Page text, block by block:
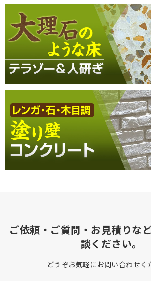
ご依頼・ご質問・お見積りな
談ください。
どうぞお気軽にお問い合わせく